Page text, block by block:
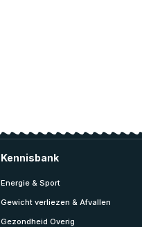
Kennisbank
Energie & Sport
Gewicht verliezen & Afvallen
Gezondheid Overig